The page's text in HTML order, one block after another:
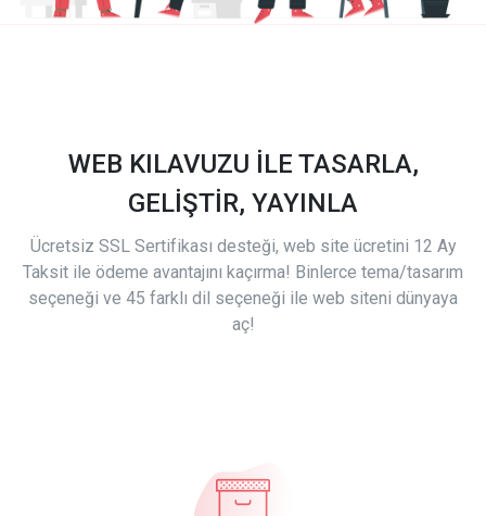
WEB KILAVUZU İLE TASARLA,
GELİŞTİR, YAYINLA
Ücretsiz SSL Sertifikası desteği, web site ücretini 12 Ay
Taksit ile ödeme avantajını kaçırma! Binlerce tema/tasarım
seçeneği ve 45 farklı dil seçeneği ile web siteni dünyaya
aç!